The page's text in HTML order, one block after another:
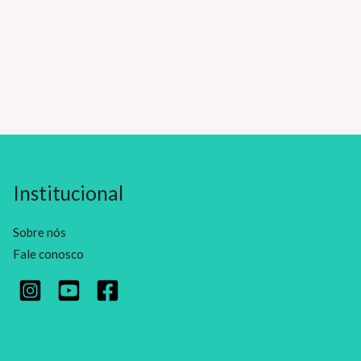
Institucional
Sobre nós
Fale conosco